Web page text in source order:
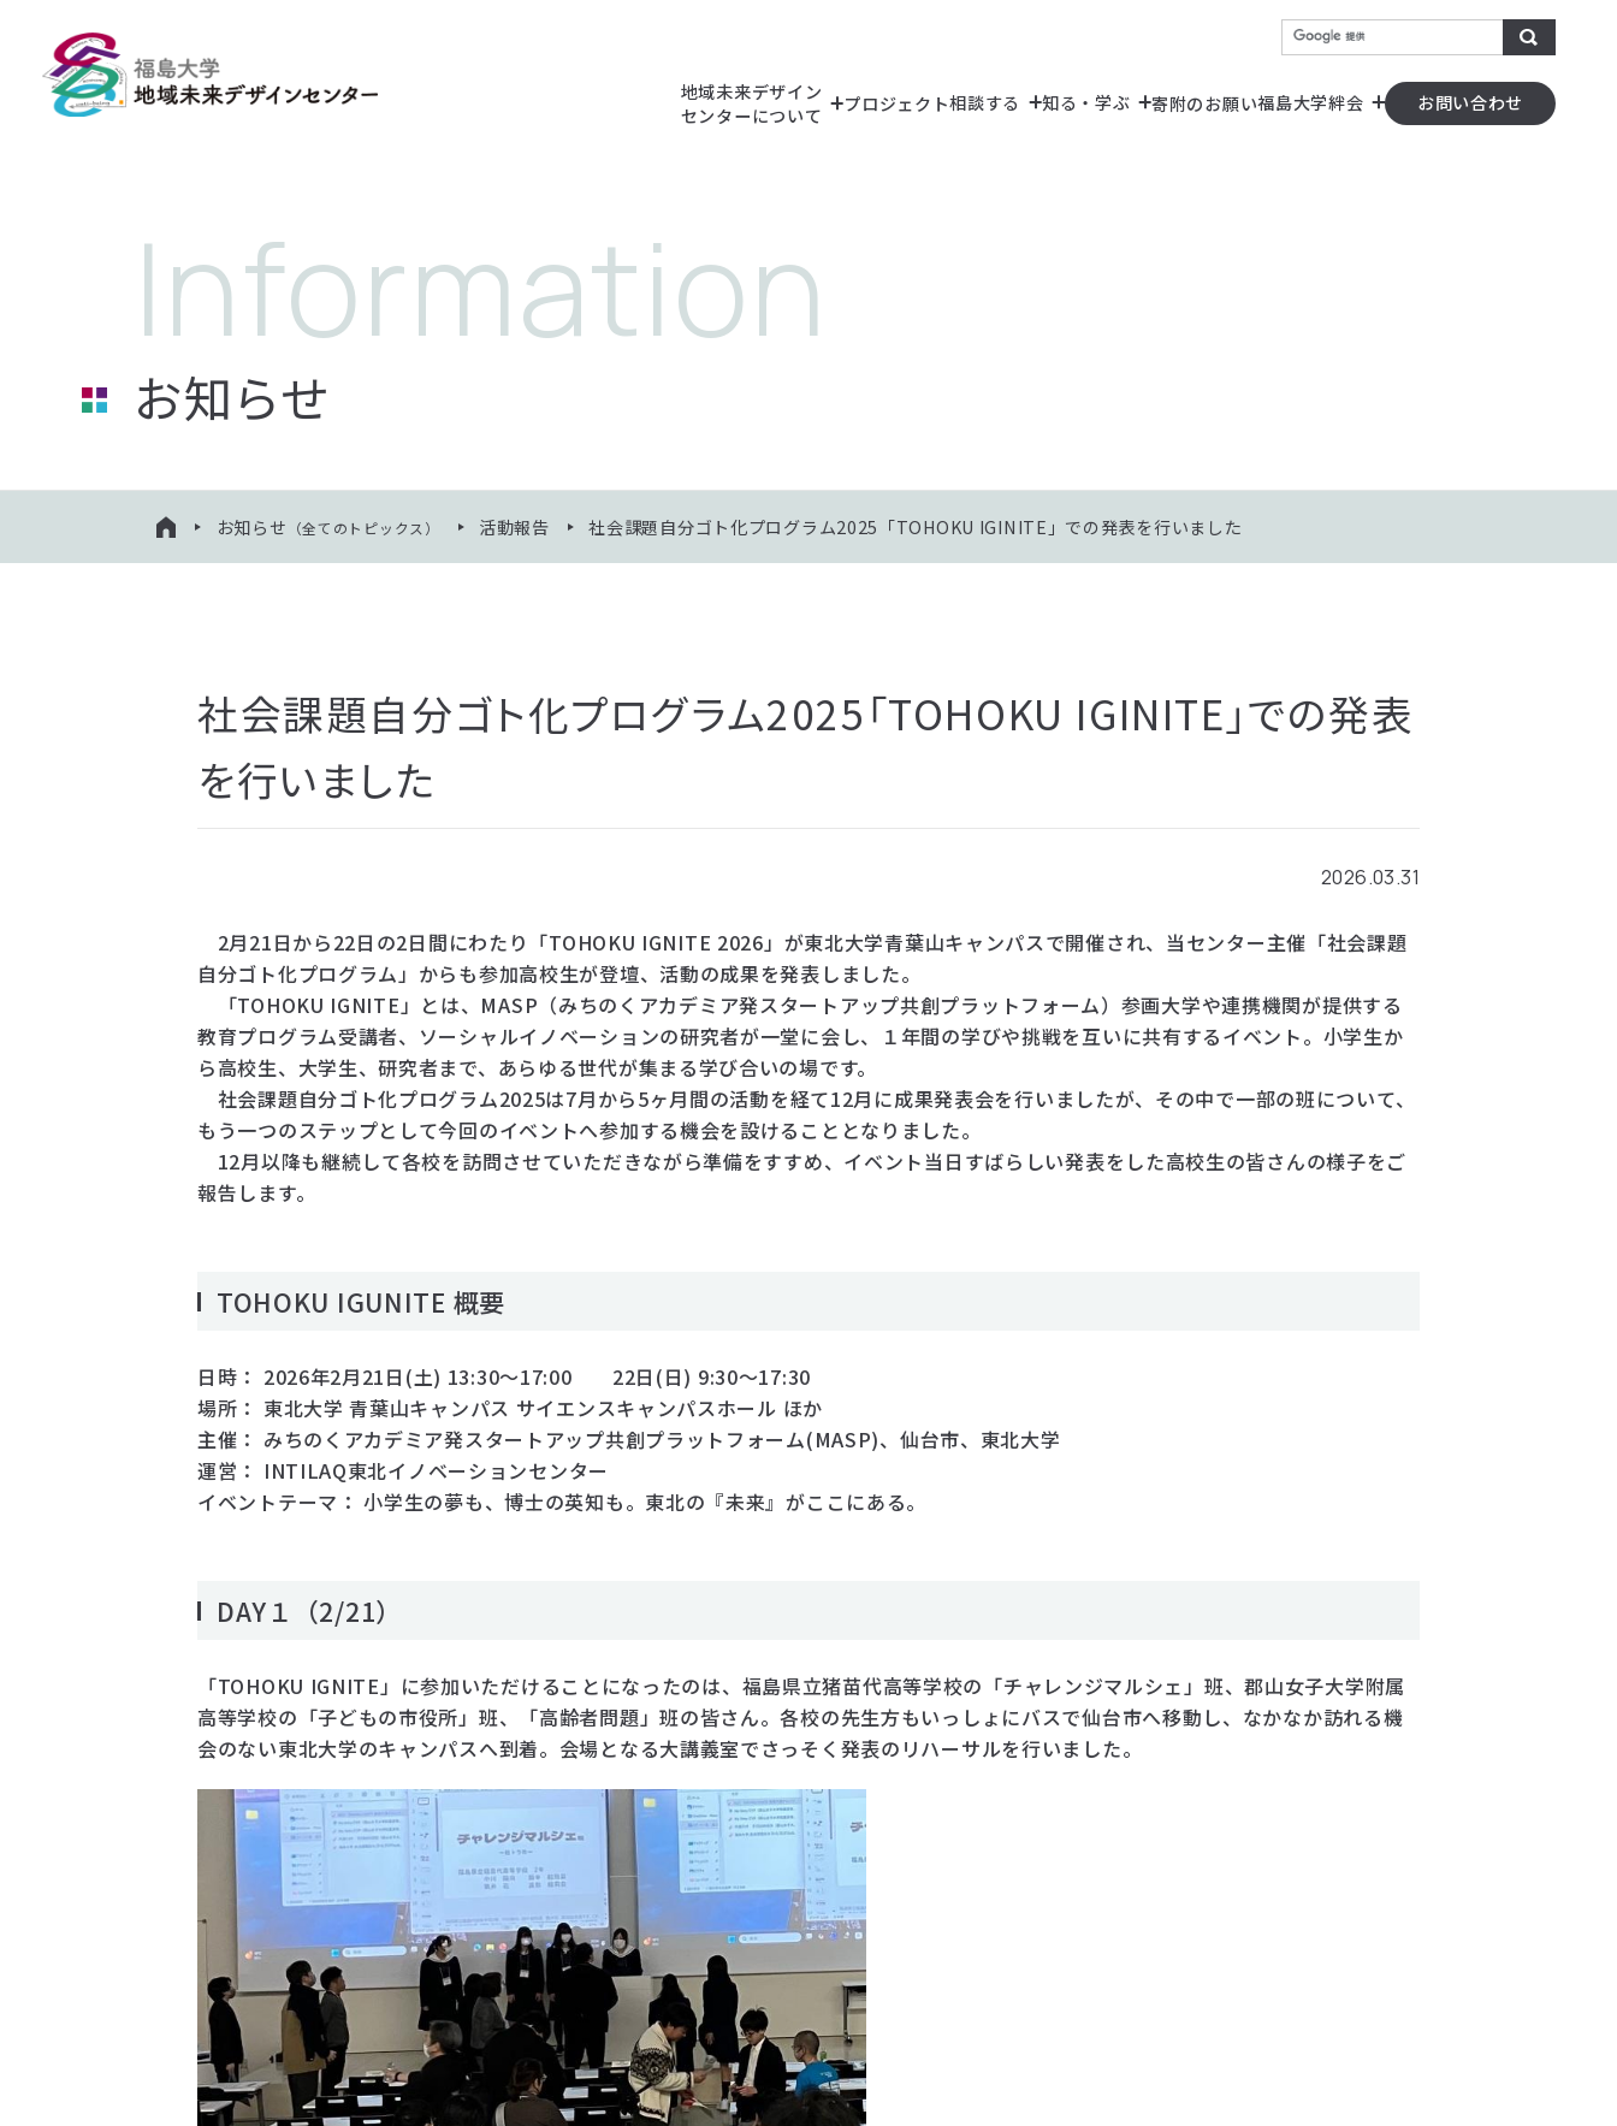
地域未来デザイン
センターについて
プロジェクト相談する 知る・学ぶ 寄附のお願い福島大学絆会 お問い合わせ
お知らせ
HOME
お知らせ （全てのトピックス） 活動報告 社会課題自分ゴト化プログラム2025「TOHOKU IGINITE」での発表を行いました
社会課題自分ゴト化プログラム2025「TOHOKU IGINITE」での発表
を行いました
2026.03.31
2月21日から22日の2日間にわたり「TOHOKU IGNITE 2026」が東北大学青葉山キャンパスで開催され、当センター主催「社会課題
自分ゴト化プログラム」からも参加高校生が登壇、活動の成果を発表しました。
「TOHOKU IGNITE」とは、MASP（みちのくアカデミア発スタートアップ共創プラットフォーム）参画大学や連携機関が提供する
教育プログラム受講者、ソーシャルイノベーションの研究者が一堂に会し、１年間の学びや挑戦を互いに共有するイベント。小学生か
ら高校生、大学生、研究者まで、あらゆる世代が集まる学び合いの場です。
社会課題自分ゴト化プログラム2025は7月から5ヶ月間の活動を経て12月に成果発表会を行いましたが、その中で一部の班について、
もう一つのステップとして今回のイベントへ参加する機会を設けることとなりました。
12月以降も継続して各校を訪問させていただきながら準備をすすめ、イベント当日すばらしい発表をした高校生の皆さんの様子をご
報告します。
TOHOKU IGUNITE 概要
日時： 2026年2月21日(土) 13:30～17:00 22日(日) 9:30～17:30
場所： 東北大学 青葉山キャンパス サイエンスキャンパスホール ほか
主催： みちのくアカデミア発スタートアップ共創プラットフォーム(MASP)、仙台市、東北大学
運営： INTILAQ東北イノベーションセンター
イベントテーマ： 小学生の夢も、博士の英知も。東北の『未来』がここにある。
DAY１（2/21）
「TOHOKU IGNITE」に参加いただけることになったのは、福島県立猪苗代高等学校の「チャレンジマルシェ」班、郡山女子大学附属
高等学校の「子どもの市役所」班、「高齢者問題」班の皆さん。各校の先生方もいっしょにバスで仙台市へ移動し、なかなか訪れる機
会のない東北大学のキャンパスへ到着。会場となる大講義室でさっそく発表のリハーサルを行いました。